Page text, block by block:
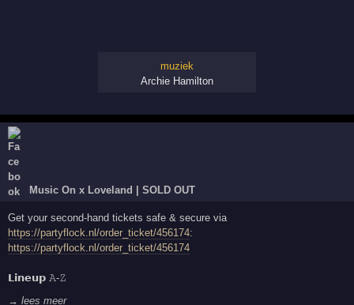
muziek
Archie Hamilton
Music On x Loveland | SOLD OUT
Get your second-hand tickets safe & secure via
https://partyflock.nl/order_ticket/456174:
https://partyflock.nl/order_ticket/456174
𝗟𝗶𝗻𝗲𝘂𝗽 𝙰-𝚉
→ lees meer